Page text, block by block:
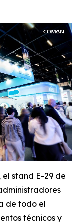
stand E-29 de
de todo el
técnicos y